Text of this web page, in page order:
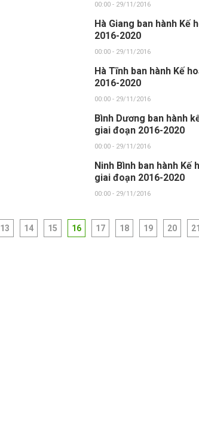
00:00 - 29/11/2016
Hà Giang ban hành Kế
2016-2020
00:00 - 29/11/2016
Hà Tĩnh ban hành Kế
2016-2020
00:00 - 29/11/2016
Bình Dương ban hành
giai đoạn 2016-2020
00:00 - 29/11/2016
Ninh Bình ban hành
giai đoạn 2016-2020
00:00 - 29/11/2016
13 14 15 16 17 18 19 20 21